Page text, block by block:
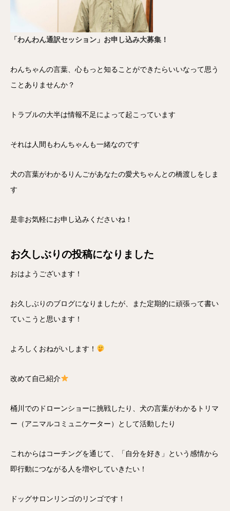
「わんわん通訳セッション」お申し込み大募集！
わんちゃんの言葉、心もっと知ることができたらいいなって思う
ことありませんか？
トラブルの大半は情報不足によって起こっています
それは人間もわんちゃんも一緒なのです
犬の言葉がわかるりんごがあなたの愛犬ちゃんとの橋渡しをしま
す
是非お気軽にお申し込みくださいね！
お久しぶりの投稿になりました
おはようございます！
お久しぶりのブログになりましたが、また定期的に頑張って書い
ていこうと思います！
よろしくおねがいします！
改めて自己紹介
桶川でのドローンショーに挑戦したり、犬の言葉がわかるトリマ
ー（アニマルコミュニケーター）として活動したり
これからはコーチングを通じて、「自分を好き」という感情から
即行動につながる人を増やしていきたい！
ドッグサロンリンゴのリンゴです！